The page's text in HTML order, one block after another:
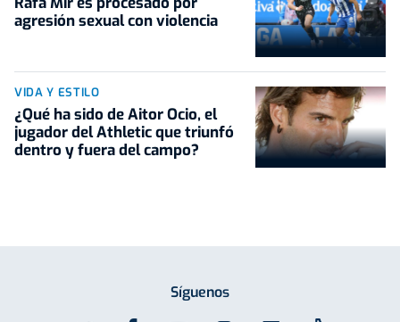
agresión sexual con violencia
VIDA Y ESTILO
¿Qué ha sido de Aitor Ocio, el
jugador del Athletic que triunfó
dentro y fuera del campo?
Síguenos